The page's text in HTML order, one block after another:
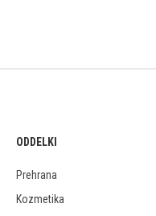
ODDELKI
Prehrana
Kozmetika